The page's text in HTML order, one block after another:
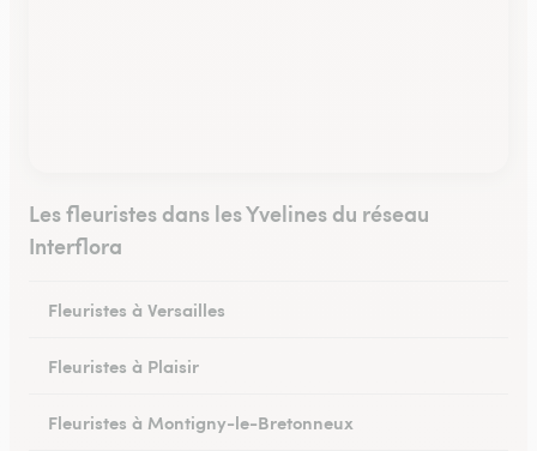
Les fleuristes dans les Yvelines du réseau
Interflora
Fleuristes à Versailles
Fleuristes à Plaisir
Fleuristes à Montigny-le-Bretonneux